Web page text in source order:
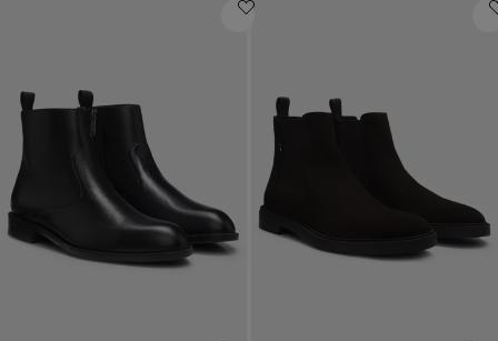
Favoris (Articles)
FAQ et aide
Magasins
Langue (